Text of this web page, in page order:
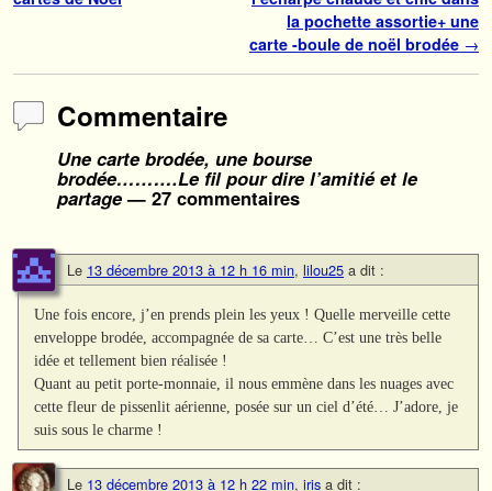
la pochette assortie+ une
carte -boule de noël brodée →
Commentaire
Une carte brodée, une bourse
brodée……….Le fil pour dire l’amitié et le
partage— 27 commentaires
Le 13 décembre 2013 à 12 h 16 min, lilou25 a dit :
Une fois encore, j’en prends plein les yeux ! Quelle merveille cette
enveloppe brodée, accompagnée de sa carte… C’est une très belle
idée et tellement bien réalisée !
Quant au petit porte-monnaie, il nous emmène dans les nuages avec
cette fleur de pissenlit aérienne, posée sur un ciel d’été… J’adore, je
suis sous le charme !
Le 13 décembre 2013 à 12 h 22 min, iris a dit :